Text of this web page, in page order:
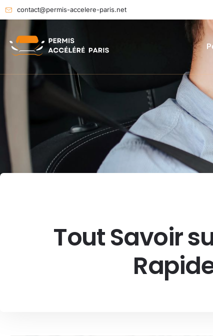
contact@permis-accelere-paris.net
Tout Savoir